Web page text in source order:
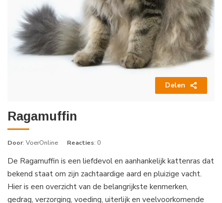
Delen
Ragamuffin
Door: VoerOnline Reacties: 0
De Ragamuffin is een liefdevol en aanhankelijk kattenras dat
bekend staat om zijn zachtaardige aard en pluizige vacht.
Hier is een overzicht van de belangrijkste kenmerken,
gedrag, verzorging, voeding, uiterlijk en veelvoorkomende